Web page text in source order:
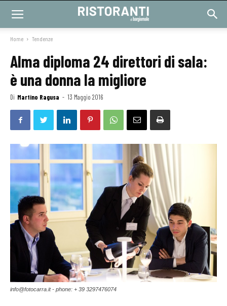
Home Tendenze
Alma diploma 24 direttori di sala:
è una donna la migliore
Di Martino Ragusa - 13 Maggio 2016
info@fotocarra.it - phone: + 39 3297476074